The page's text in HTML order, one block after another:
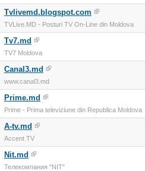
Tvlivemd.blogspot.com
TVLive.MD - Posturi TV On-Line din Moldova
Tv7.md
TV7 Moldova
Canal3.md
www.canal3.md
Prime.md
Prime - Prima televiziune din Republica Moldova
A-tv.md
Accent TV
Nit.md
Телекомпания "NIT"